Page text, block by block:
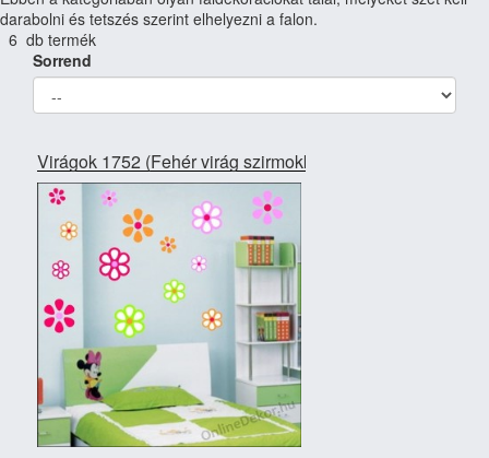
darabolni és tetszés szerint elhelyezni a falon.
6 db termék
Sorrend
Virágok 1752 (Fehér virág szirmokkal)